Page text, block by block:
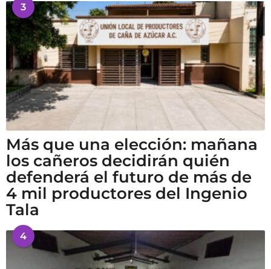
3
Más que una elección: mañana
los cañeros decidirán quién
defenderá el futuro de más de
4 mil productores del Ingenio
Tala
4